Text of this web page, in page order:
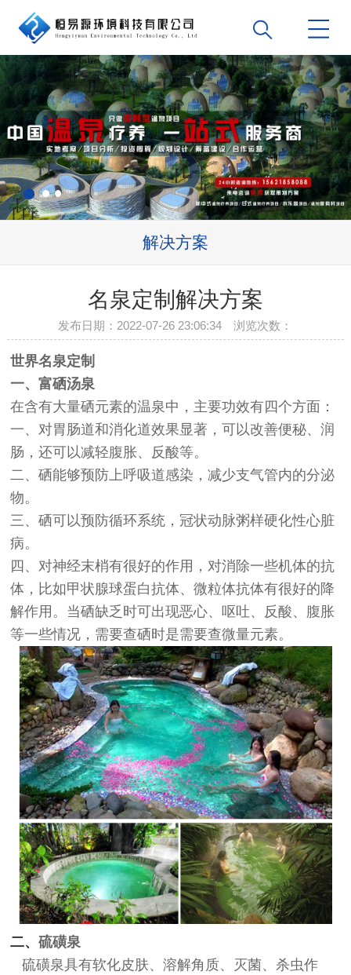
解决方案
名泉定制解决方案
发布日期：2022-07-26 23:06:34 浏览次数：
世界名泉定制
一、富硒汤泉
在含有大量硒元素的温泉中，主要功效有四个方面：
一、对胃肠道和消化道效果显著，可以改善便秘、润
肠，还可以减轻腹胀、反酸等。
二、硒能够预防上呼吸道感染，减少支气管内的分泌
物。
三、硒可以预防循环系统，冠状动脉粥样硬化性心脏
病。
四、对神经末梢有很好的作用，对消除一些机体的抗
体，比如甲状腺球蛋白抗体、微粒体抗体有很好的降
解作用。当硒缺乏时可出现恶心、呕吐、反酸、腹胀
等一些情况，需要查硒时是需要查微量元素。
二、硫磺泉
硫磺泉具有软化皮肤、溶解角质、灭菌、杀虫作